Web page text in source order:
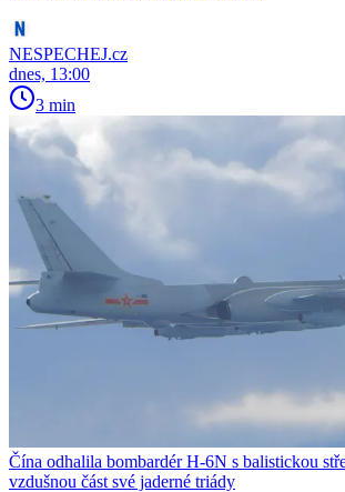
NESPECHEJ.cz
dnes, 13:00
3 min
Čína odhalila bombardér H-6N s balistickou
vzdušnou část své jaderné triády